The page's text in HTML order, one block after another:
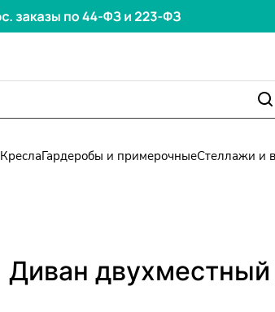
КреслаГардеробы и примерочныеСтеллажи и
Диван двухместный